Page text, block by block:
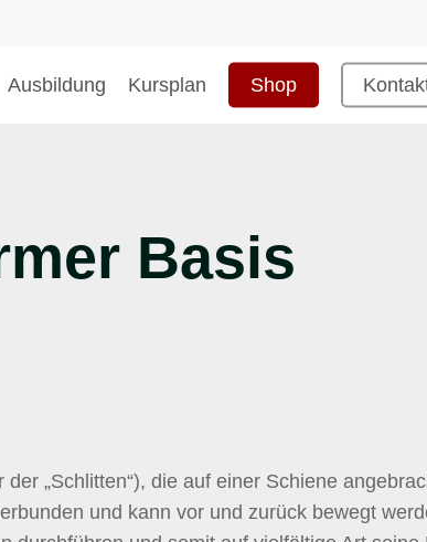
Ausbildung Kursplan Shop
Basis
„Schlitten“), die auf einer Schiene
und kann vor und zurück bewegt